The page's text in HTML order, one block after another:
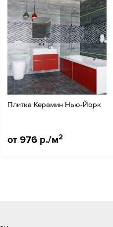
Плитка Керамин Нью-Йорк
от 976 р./м2